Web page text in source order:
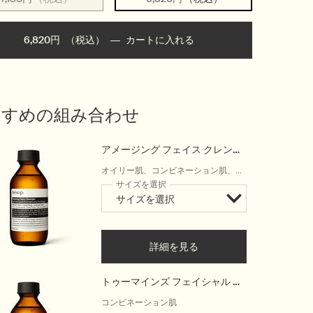
6,820円 （税込） ― カートに入れる
めの組み合わせ
アメージング フェイス クレンザ
ー
オイリー肌、コンビネーション肌、毛
穴の気になる肌、温暖で湿度の高い気
サイズを選択
詳細を見る
トゥーマインズ フェイシャル ク
レンザー
コンビネーション肌